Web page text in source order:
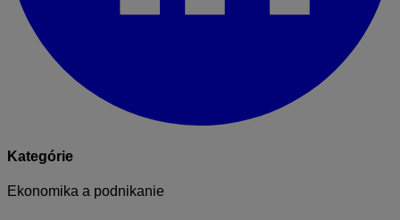
Kategórie
Ekonomika a podnikanie